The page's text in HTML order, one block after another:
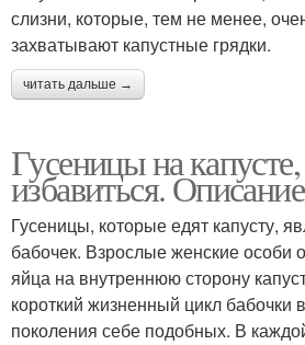
слизни, которые, тем не менее,
захватывают капустные грядки.
читать дальше →
Гусеницы на
избавиться.
Гусеницы, которые едят капусту,
бабочек. Взрослые женские особи
яйца на внутреннюю сторону
короткий жизненный цикл бабочки
поколения себе подобных. В